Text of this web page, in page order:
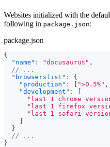
Websites initialized with the
following in package.json:
package.json
{
"name" : "docusaurus" ,
// ...
"browserslist" :
{
"production" : [ ">0.5%" ,
"development" :
[
"last 1 chrome
"last 1 firefox
"last 1 safari
]
}
// ...
}